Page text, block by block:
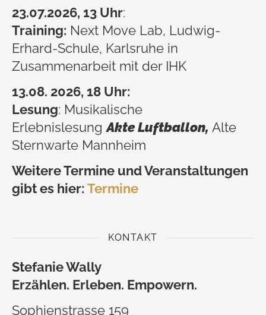
23.07.2026, 13 Uhr:
Training: Next Move Lab, Ludwig-
Erhard-Schule, Karlsruhe in
Zusammenarbeit mit der IHK
13.08. 2026, 18 Uhr:
Lesung: Musikalische
ErlebnislesungAkte Luftballon, Alte
Sternwarte Mannheim
Weitere Termine und Veranstaltungen
gibt es hier: Termine
KONTAKT
Stefanie Wally
Erzählen. Erleben. Empowern.
Sophienstrasse 159